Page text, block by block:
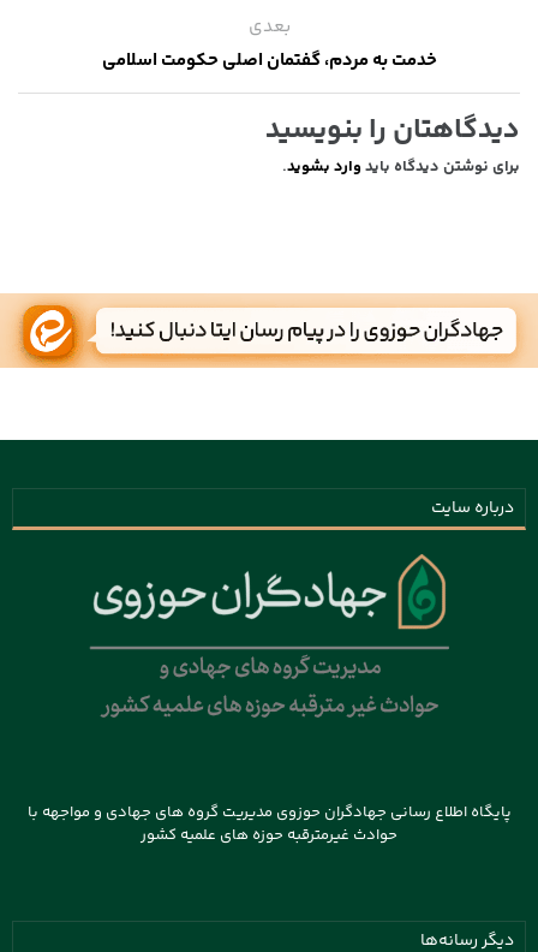
بعدی
خدمت به مردم، گفتمان اصلی حکومت اسلامی
دیدگاهتان را بنویسید
برای نوشتن دیدگاه باید وارد بشوید.
درباره سایت
پایگاه اطلاع رسانی جهادگران حوزوی مدیریت گروه های جهادی و مواجهه با
حوادث غیرمترقبه حوزه های علمیه کشور
دیگر رسانه‌ها